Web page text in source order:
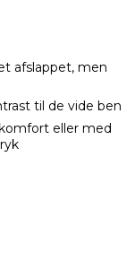
afslappet, men
til de vide ben
eller med